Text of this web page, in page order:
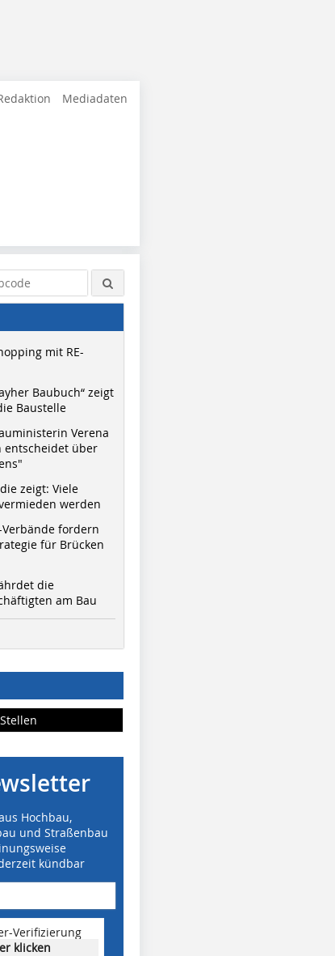
Mediadaten
mit RE-
Baubuch“ zeigt
Baustelle
Verena
entscheidet über
zeigt: Viele
werden
fordern
für Brücken
die
am Bau
Hochbau,
und Straßenbau
kündbar
Verifizierung
klicken